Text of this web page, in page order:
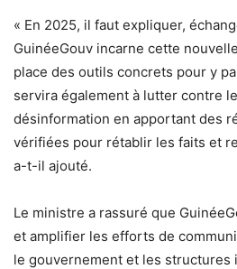
« En 2025, il faut expliquer,
GuinéeGouv incarne cette
place des outils concrets pour y
servira également à lutter contre
désinformation en apportant des
vérifiées pour rétablir les faits et
a-t-il ajouté.
Le ministre a rassuré que
et amplifier les efforts de
le gouvernement et les structures